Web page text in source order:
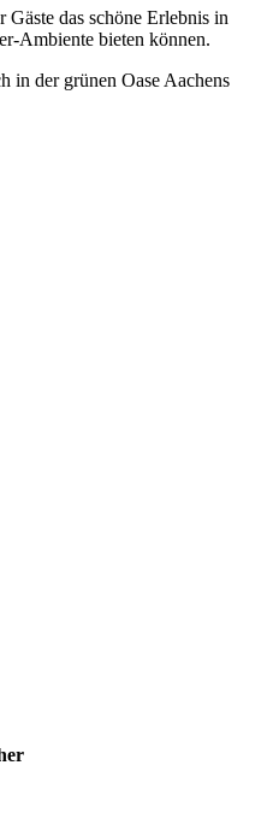
Gäste das schöne Erlebnis in
Ambiente bieten können.
in der grünen Oase Aachens